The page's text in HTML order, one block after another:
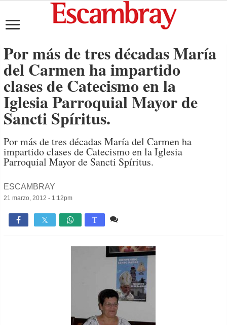
Por más de tres décadas María
del Carmen ha impartido
clases de Catecismo en la
Iglesia Parroquial Mayor de
Sancti Spíritus.
Por más de tres décadas Marí­a del Carmen ha
impartido clases de Catecismo en la Iglesia
Parroquial Mayor de Sancti Spíritus.
ESCAMBRAY
21 marzo, 2012 - 1:12pm
 T